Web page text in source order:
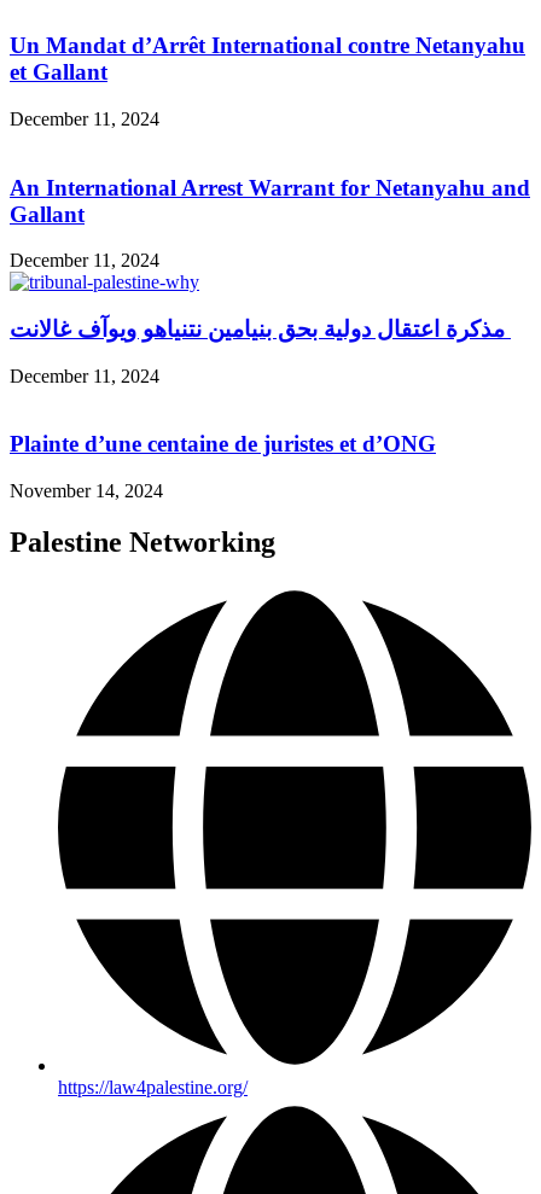
Un Mandat d’Arrêt International contre Netanyahu
et Gallant
December 11, 2024
An International Arrest Warrant for Netanyahu and
Gallant
December 11, 2024
December 11, 2024
Plainte d’une centaine de juristes et d’ONG
November 14, 2024
Palestine Networking
https://law4palestine.org/